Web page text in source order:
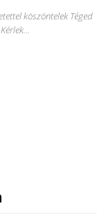
köszöntelek Téged